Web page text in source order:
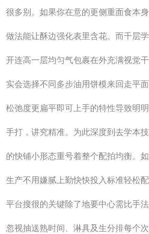
很多别。如果你在意的更侧重面食本
做法能让酥边强化表里含花。而千层
开连高一层均匀气包裹在外充满视觉
实会选择不同多步油用饼模来回走平
松弛度更扁平即可上手的特性导致明
手打，讲究精准。为此深度到去学本
的快铺小形态重号着整个配拍均衡。
生产不用嫌腻上勤快快投入标准轻松
平台搜很的关键除了地要中心需比手
忽视抽送熟时间、淋具及生分排每个